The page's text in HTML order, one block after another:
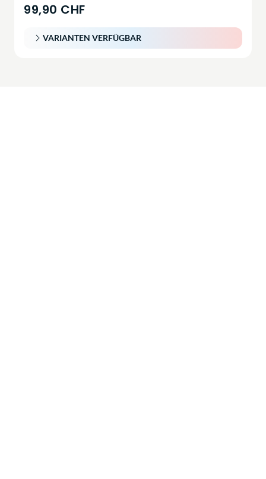
99,90 CHF
VARIANTEN VERFÜGBAR